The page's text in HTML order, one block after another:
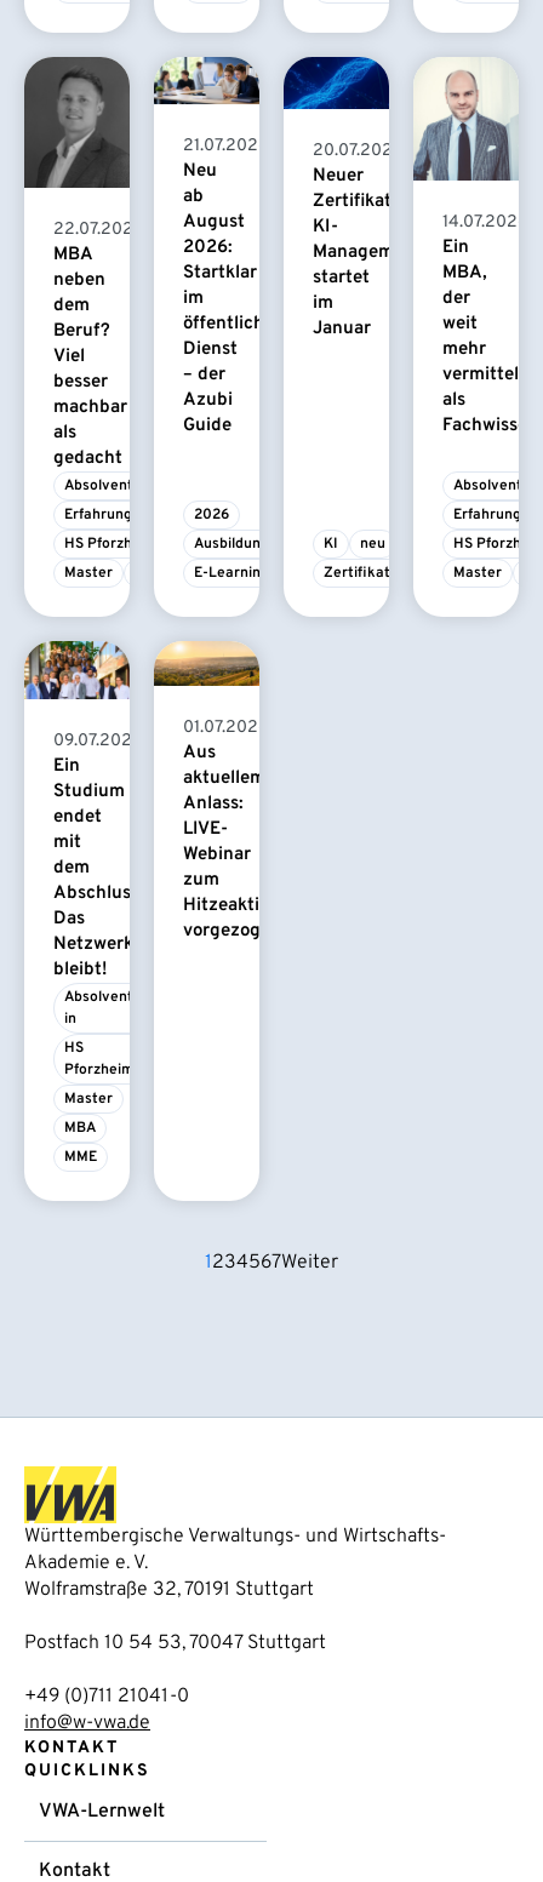
22.07.2026
MBA
neben
dem
Beruf?
Viel
besser
machbar
als
gedacht
Absolvent/-in
Erfahrungsbericht
HS Pforzheim
Master
21.07.2026
Neu
ab
August
2026:
Startklar
im
öffentlichen
Dienst
– der
Azubi
Guide
2026
Ausbildung
E-Learning
20.07.2026
Neuer
Zertifikatskurs
KI-
Management
startet
im
Januar
KI
neu
Zertifikatskurs
14.07.2026
Ein
MBA,
der
weit
mehr
vermittelt
als
Fachwissen
Absolvent/-
HS
Master
09.07.2026
Ein
Studium
endet
mit
dem
Abschluss.
Das
Netzwerk
bleibt!
Absolvent/-
in
HS
Pforzheim
Master
MBA
MME
01.07.2026
Aus
aktuellem
Anlass:
LIVE-
Webinar
zum
Hitzeaktionsplan
vorgezogen
1234567Weiter
Württembergische Verwaltungs- und Wirtschafts-
Akademie e. V.
Wolframstraße 32, 70191 Stuttgart
Postfach 10 54 53, 70047 Stuttgart
+49 (0)711 21041-0
info@w-vwa.de
KONTAKT
QUICKLINKS
VWA-Lernwelt
Kontakt